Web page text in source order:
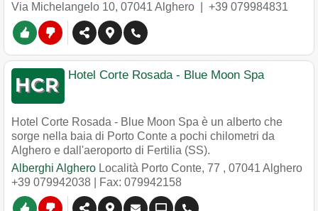
Via Michelangelo 10, 07041 Alghero +39 079984831
Hotel Corte Rosada - Blue Moon Spa
Hotel Corte Rosada - Blue Moon Spa è un alberto che
sorge nella baia di Porto Conte a pochi chilometri da
Alghero e dall'aeroporto di Fertilia (SS).
Alberghi Alghero Località Porto Conte, 77 , 07041 Alghero
+39 079942038 | Fax: 079942158